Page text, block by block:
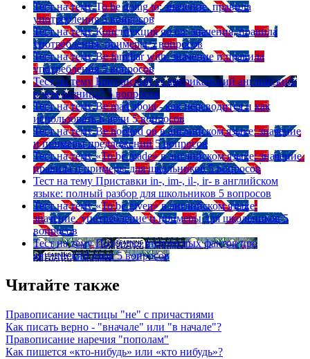
Тест на тему To be going to: значение, правила
употребления 5 вопросов
Тест на тему Конструкция go on: значения, правила
употребления, примеры 5 вопросов
Тест на тему Be familiar with: значение и правила
употребления 5 вопросов
Тест на тему Британский vs американский английский:
в чем разница? 5 вопросов
Тест на тему Be mad about - как переводится и как
использовать в речи 5 вопросов
Тест на тему Be hooked on в английском языке: значение
и примеры предложений 5 вопросов
Тест на тему «To be made» в английском языке: значение,
правила и примеры для школьников 5 вопросов
Тест на тему Приставки in-, im-, il-, ir- в английском
языке: полный разбор для школьников 5 вопросов
Тест на тему «To be given» в английском языке:
значение, употребление и примеры для школьников 5
вопросов
Тест на тему Подборка интересных фактов про
английский язык 5 вопросов
Читайте также
Правописание частицы "не" с причастиями
Как писать верно - "вначале" или "в начале"?
Правописание наречия "пополам"
Как пишется «кто-нибудь» или «кто нибудь»?